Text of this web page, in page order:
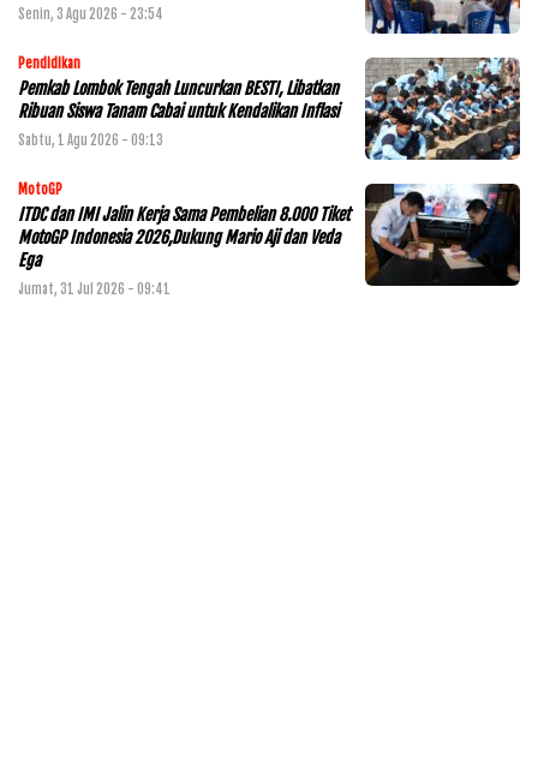
Senin, 3 Agu 2026 - 23:54
Pendidikan
Pemkab Lombok Tengah Luncurkan BESTI, Libatkan
Ribuan Siswa Tanam Cabai untuk Kendalikan Inflasi
Sabtu, 1 Agu 2026 - 09:13
MotoGP
ITDC dan IMI Jalin Kerja Sama Pembelian 8.000 Tiket
MotoGP Indonesia 2026,Dukung Mario Aji dan Veda
Ega
Jumat, 31 Jul 2026 - 09:41